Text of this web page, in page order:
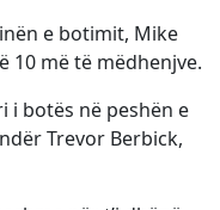
e botimit, Mike
10 më të mëdhenjve.
i botës në peshën e
Trevor Berbick,